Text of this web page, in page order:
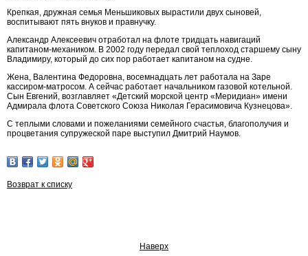
Крепкая, дружная семья Меньшиковых вырастили двух сыновей,
воспитывают пять внуков и правнучку.
Александр Алексеевич отработал на флоте тридцать навигаций
капитаном-механиком. В 2002 году передал свой теплоход старшему сыну
Владимиру, который до сих пор работает капитаном на судне.
Жена, Валентина Федоровна, восемнадцать лет работала на Заре
кассиром-матросом. А сейчас работает начальником газовой котельной.
Сын Евгений, возглавляет «Детский морской центр «Меридиан» имени
Адмирала флота Советского Союза Николая Герасимовича Кузнецова».
С теплыми словами и пожеланиями семейного счастья, благополучия и
процветания супружеской паре выступил Дмитрий Наумов.
Возврат к списку
Наверх